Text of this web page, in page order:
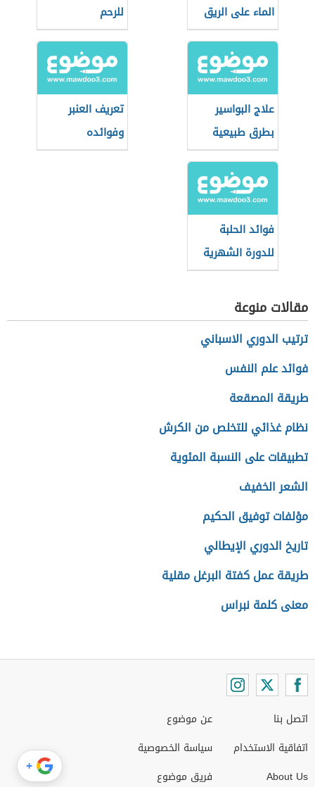
الماء على الريق
للرحم
علاج البواسير
بطرق طبيعية
تعريف العنبر
وفوائده
فوائد الحلبة
للدورة الشهرية
للنساء
مقالات منوعة
ترتيب الدوري الاسباني
فوائد علم النفس
طريقة المصقعة
نظام غذائي للتخلص من الكرش
تطبيقات على النسبة المئوية
الشعر الخفيف
مؤلفات توفيق الحكيم
تاريخ الدوري الإيطالي
طريقة عمل كفتة البرغل مقلية
معنى كلمة نبراس
اتصل بنا
اتفاقية الاستخدام
About Us
عن موضوع
سياسة الخصوصية
فريق موضوع
+